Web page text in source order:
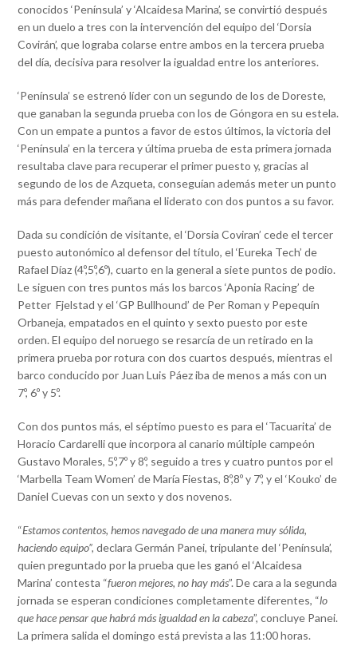
conocidos ‘Península’ y ‘Alcaidesa Marina’, se convirtió después
en un duelo a tres con la intervención del equipo del ‘Dorsia
Covirán’, que lograba colarse entre ambos en la tercera prueba
del día, decisiva para resolver la igualdad entre los anteriores.
‘Península’ se estrenó líder con un segundo de los de Doreste,
que ganaban la segunda prueba con los de Góngora en su estela.
Con un empate a puntos a favor de estos últimos, la victoria del
‘Península’ en la tercera y última prueba de esta primera jornada
resultaba clave para recuperar el primer puesto y, gracias al
segundo de los de Azqueta, conseguían además meter un punto
más para defender mañana el liderato con dos puntos a su favor.
Dada su condición de visitante, el ‘Dorsia Coviran’ cede el tercer
puesto autonómico al defensor del título, el ‘Eureka Tech’ de
Rafael Díaz (4º,5º,6º), cuarto en la general a siete puntos de podio.
Le siguen con tres puntos más los barcos ‘Aponia Racing’ de
Petter Fjelstad y el ‘GP Bullhound’ de Per Roman y Pepequín
Orbaneja, empatados en el quinto y sexto puesto por este
orden. El equipo del noruego se resarcía de un retirado en la
primera prueba por rotura con dos cuartos después, mientras el
barco conducido por Juan Luis Páez iba de menos a más con un
7º, 6º y 5º.
Con dos puntos más, el séptimo puesto es para el ‘Tacuarita’ de
Horacio Cardarelli que incorpora al canario múltiple campeón
Gustavo Morales, 5º,7º y 8º, seguido a tres y cuatro puntos por el
‘Marbella Team Women’ de María Fiestas, 8º,8º y 7º, y el ‘Kouko’ de
Daniel Cuevas con un sexto y dos novenos.
“Estamos contentos, hemos navegado de una manera muy sólida,
haciendo equipo”, declara Germán Panei, tripulante del ‘Península’,
quien preguntado por la prueba que les ganó el ‘Alcaidesa
Marina’ contesta “fueron mejores, no hay más”. De cara a la segunda
jornada se esperan condiciones completamente diferentes, “lo
que hace pensar que habrá más igualdad en la cabeza”, concluye Panei.
La primera salida el domingo está prevista a las 11:00 horas.